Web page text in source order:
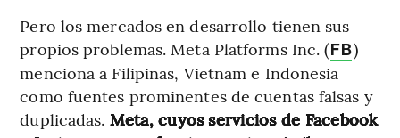
Pero los mercados en desarrollo tienen sus
propios problemas. Meta Platforms Inc. (FB)
menciona a Filipinas, Vietnam e Indonesia
como fuentes prominentes de cuentas falsas y
duplicadas. Meta, cuyos servicios de Facebook